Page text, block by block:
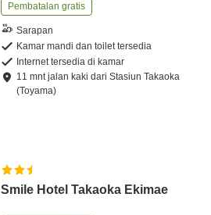
Pembatalan gratis
Sarapan
Kamar mandi dan toilet tersedia
Internet tersedia di kamar
11 mntjalan kaki dariStasiun Takaoka
(Toyama)
Smile Hotel Takaoka Ekimae